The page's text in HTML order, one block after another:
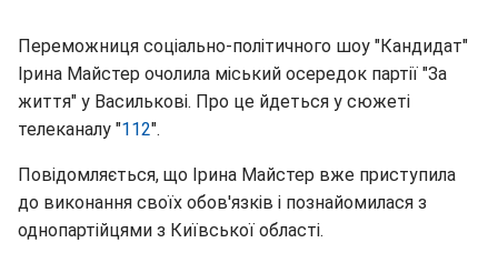
Переможниця соціально-політичного шоу "Кандидат"
Ірина Майстер очолила міський осередок партії "За
життя" у Василькові. Про це йдеться у сюжеті
телеканалу "112".
Повідомляється, що Ірина Майстер вже приступила
до виконання своїх обов'язків і познайомилася з
однопартійцями з Київської області.